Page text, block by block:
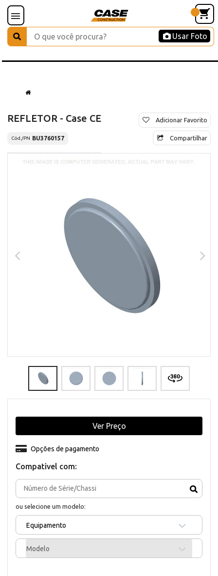
Usar Foto
REFLETOR - Case CE
Cód./PN BU3760157
Adicionar Favorito
Compartilhar
Compativel com:
ou selecione um modelo:
Equipamento
Modelo
Opções de pagamento
Ver Preço